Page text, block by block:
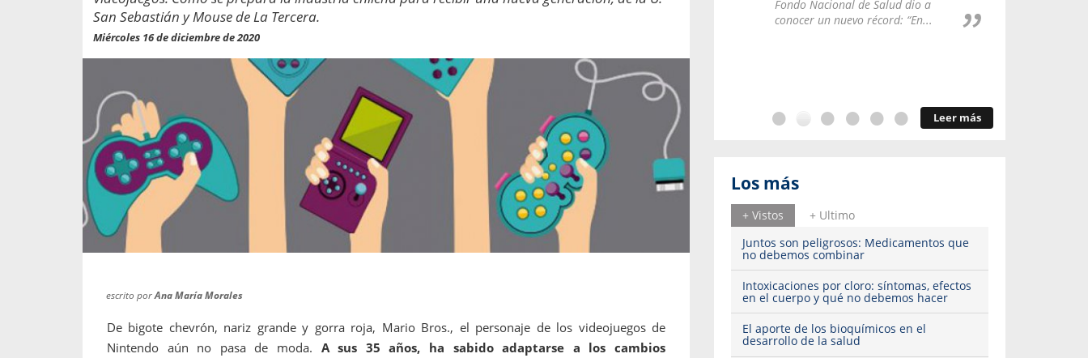
San Sebastián y Mouse de La Tercera.
Miércoles 16 de diciembre de 2020
escrito porAna María Morales
De bigote chevrón, nariz grande y gorra roja, Mario Bros., el personaje de los videojuegos de
Nintendo aún no pasa de moda. A sus 35 años, ha sabido adaptarse a los cambios
entregados por la
sobre viajes al extranjero
que deben hacer...
propaga a un gran número de...
enfermedades periodontales. Sin
Fondo Nacional de Salud dio a
conocer un nuevo récord: “En...
Leer más
Los más
+ Vistos
+ Ultimo
Juntos son peligrosos: Medicamentos que
no debemos combinar
Intoxicaciones por cloro: síntomas, efectos
en el cuerpo y qué no debemos hacer
El aporte de los bioquímicos en el
desarrollo de la salud